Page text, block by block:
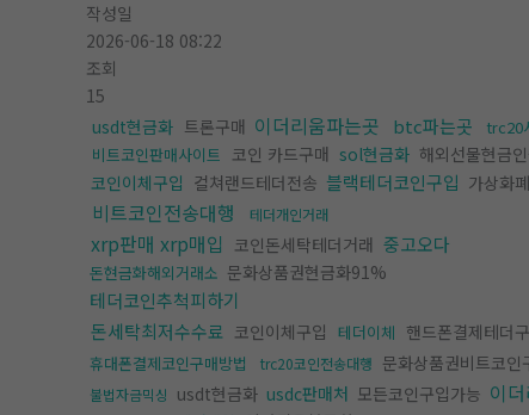
작성일
2026-06-18 08:22
조회
15
usdt현금화 트론구매 이더리움파는곳 btc파는곳 trc20
비트코인판매사이트 코인 카드구매 sol현금화 해외선물현금
코인이체구입 컬쳐랜드테더전송 블랙테더코인구입 가상화
비트코인전송대행 테더개인거래
xrp판매 xrp매입 코인돈세탁테더거래 중고오다
돈현금화해외거래소 문화상품권현금화91%
테더코인추척피하기
돈세탁최저수수료 코인이체구입 테더이체 핸드폰결제테더
휴대폰결제코인구매방법
trc20코인전송대행 문화상품권비트코인
불법자금믹싱 usdt현금화 usdc판매처 모든코인구입가능 이